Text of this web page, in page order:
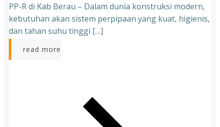
PP-R di Kab Berau – Dalam dunia konstruksi modern,
kebutuhan akan sistem perpipaan yang kuat, higienis,
dan tahan suhu tinggi […]
read more